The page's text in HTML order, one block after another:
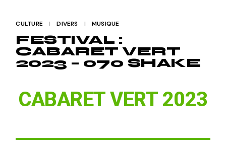
CULTURE DIVERS MUSIQUE
FESTIVAL :
CABARET VERT
2023 – 070 SHAKE
CABARET VERT 2023